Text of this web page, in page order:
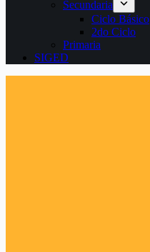
Secundaria
Ciclo Básico
2do Ciclo
Primaria
SIGED